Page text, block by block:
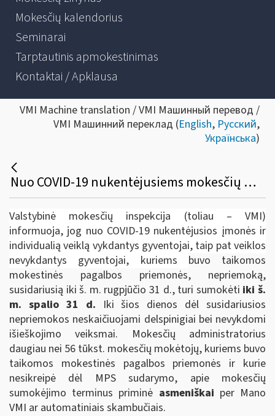
Mokesčių kalendorius
Seminarai
Tarptautinis apmokestinimas
Kontaktai / Apklausa
VMI Machine translation / VMI Машинный перевод /
VMI Машинний переклад (English, Русский,
Українська)
Nuo COVID-19 nukentėjusiems mokesčių mokėtojams - dar mėnuo nepriemokai be delspinigių sumokėti
Valstybinė mokesčių inspekcija (toliau – VMI)
informuoja, jog nuo COVID-19 nukentėjusios įmonės ir
individualią veiklą vykdantys gyventojai, taip pat veiklos
nevykdantys gyventojai, kuriems buvo taikomos
mokestinės pagalbos priemonės, nepriemoką,
susidariusią iki š. m. rugpjūčio 31 d., turi sumokėti iki š.
m. spalio 31 d. Iki šios dienos dėl susidariusios
nepriemokos neskaičiuojami delspinigiai bei nevykdomi
išieškojimo veiksmai. Mokesčių administratorius
daugiau nei 56 tūkst. mokesčių mokėtojų, kuriems buvo
taikomos mokestinės pagalbos priemonės ir kurie
nesikreipė dėl MPS sudarymo, apie mokesčių
sumokėjimo terminus priminė asmeniškai per Mano
VMI ar automatiniais skambučiais.